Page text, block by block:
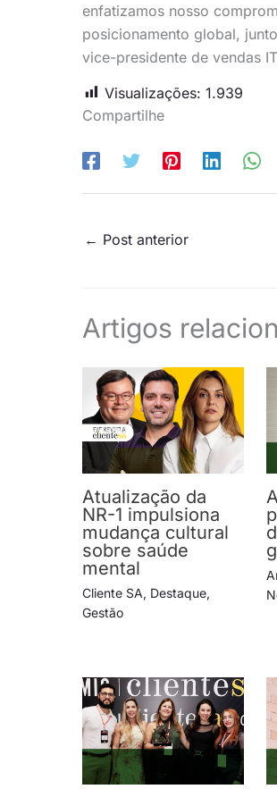
enfatizamos nosso
posicionamento global,
vice-presidente de vendas
Visualizações: 1.939
Compartilhe
← Post anterior
Artigos
Atualização da
NR-1 impulsiona
mudança cultural
sobre saúde
mental
Cliente SA, Destaque,
Gestão
A